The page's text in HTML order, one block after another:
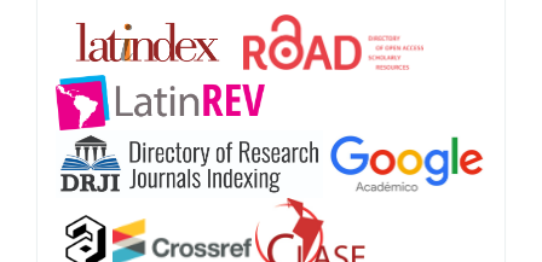
Esta
revista
está
indizada
en: